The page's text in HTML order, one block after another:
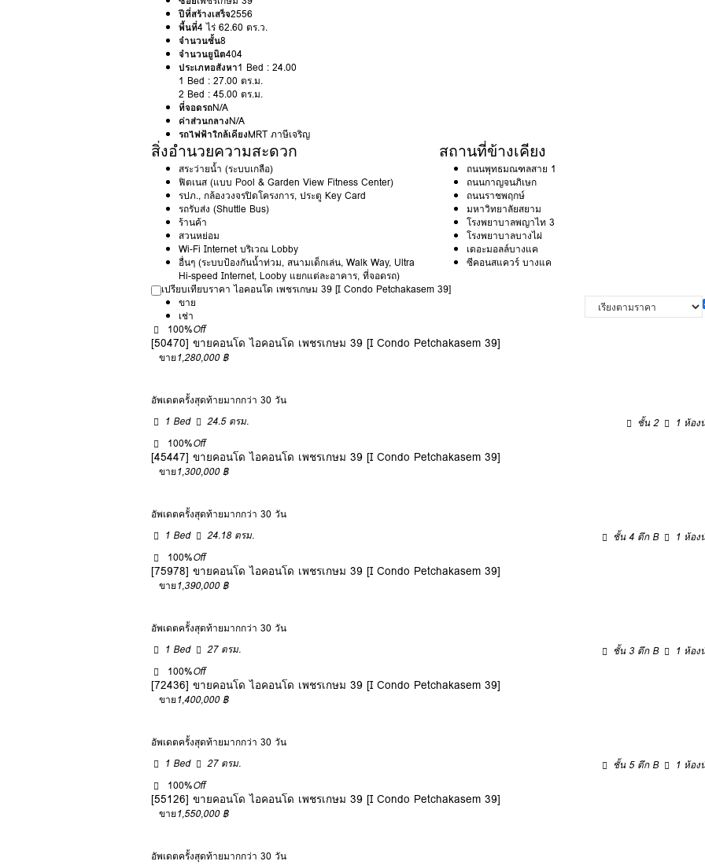
ปีที่สร้างเสร็จ2556
พื้นที่4 ไร่ 62.60 ตร.ว.
จำนวนชั้น8
จำนวนยูนิต404
ประเภทอสังหา1 Bed : 24.00
1 Bed : 27.00 ตร.ม.
2 Bed : 45.00 ตร.ม.
ที่จอดรถN/A
ค่าส่วนกลางN/A
รถไฟฟ้าใกล้เคียงMRT ภาษีเจริญ
สิ่งอำนวยความสะดวก
สระว่ายน้ำ (ระบบเกลือ)
ฟิตเนส (แบบ Pool & Garden View Fitness Center)
รปภ., กล้องวงจรปิดโครงการ, ประตู Key Card
รถรับส่ง (Shuttle Bus)
ร้านค้า
สวนหย่อม
Wi-Fi Internet บริเวณ Lobby
อื่นๆ (ระบบป้องกันน้ำท่วม, สนามเด็กเล่น, Walk Way, Ultra
Hi-speed Internet, Looby แยกแต่ละอาคาร, ที่จอดรถ)
สถานที่ข้างเคียง
ถนนพุทธมณฑลสาย 1
ถนนกาญจนภิเษก
ถนนราชพฤกษ์
มหาวิทยาลัยสยาม
โรงพยาบาลพญาไท 3
โรงพยาบาลบางไผ่
เดอะมอลล์บางแค
ซีคอนสแควร์ บางแค
เปรียบเทียบราคา ไอคอนโด เพชรเกษม 39 [I Condo Petchakasem 39]
ขาย
เช่า
100%Off
[50470] ขายคอนโด ไอคอนโด เพชรเกษม 39 [I Condo Petchakasem 39]
ขาย1,280,000 ฿
อัพเดตครั้งสุดท้ายมากกว่า 30 วัน
1 Bed
24.5 ตรม. ชั้น 2
1 ห้อง
100%Off
[45447] ขายคอนโด ไอคอนโด เพชรเกษม 39 [I Condo Petchakasem 39]
ขาย1,300,000 ฿
อัพเดตครั้งสุดท้ายมากกว่า 30 วัน
1 Bed
24.18 ตรม. ชั้น 4 ตึก B
1 ห้อง
100%Off
[75978] ขายคอนโด ไอคอนโด เพชรเกษม 39 [I Condo Petchakasem 39]
ขาย1,390,000 ฿
อัพเดตครั้งสุดท้ายมากกว่า 30 วัน
1 Bed
27 ตรม. ชั้น 3 ตึก B
1 ห้อง
100%Off
[72436] ขายคอนโด ไอคอนโด เพชรเกษม 39 [I Condo Petchakasem 39]
ขาย1,400,000 ฿
อัพเดตครั้งสุดท้ายมากกว่า 30 วัน
1 Bed
27 ตรม. ชั้น 5 ตึก B
1 ห้อง
100%Off
[55126] ขายคอนโด ไอคอนโด เพชรเกษม 39 [I Condo Petchakasem 39]
ขาย1,550,000 ฿
อัพเดตครั้งสุดท้ายมากกว่า 30 วัน